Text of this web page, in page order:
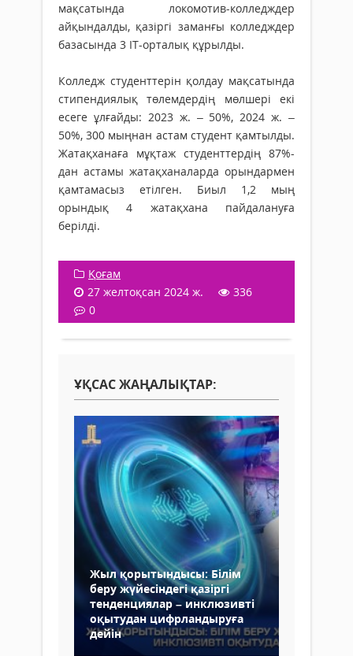
мақсатында локомотив-колледждер
айқындалды, қазіргі заманғы колледждер
базасында 3 IT-орталық құрылды.
Колледж студенттерін қолдау мақсатында
стипендиялық төлемдердің мөлшері екі
есеге ұлғайды: 2023 ж. – 50%, 2024 ж. –
50%, 300 мыңнан астам студент қамтылды.
Жатақханаға мұқтаж студенттердің 87%-
дан астамы жатақханаларда орындармен
қамтамасыз етілген. Биыл 1,2 мың
орындық 4 жатақхана пайдалануға
берілді.
Қоғам
27 желтоқсан 2024 ж.
336
0
ҰҚСАС ЖАҢАЛЫҚТАР:
Жыл қорытындысы: Білім
беру жүйесіндегі қазіргі
тенденциялар – инклюзивті
оқытудан цифрландыруға
дейін